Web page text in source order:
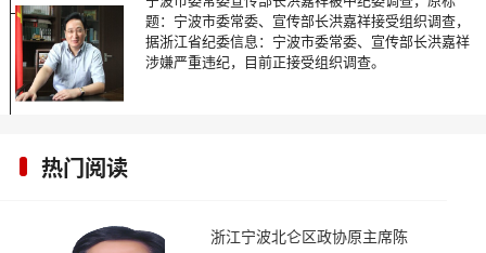
题：宁波市委常委、宣传部长洪嘉祥接受组织调查，
据浙江省纪委信息：宁波市委常委、宣传部长洪嘉祥
涉嫌严重违纪，目前正接受组织调查。
热门阅读
浙江宁波北仑区政协原主席陈